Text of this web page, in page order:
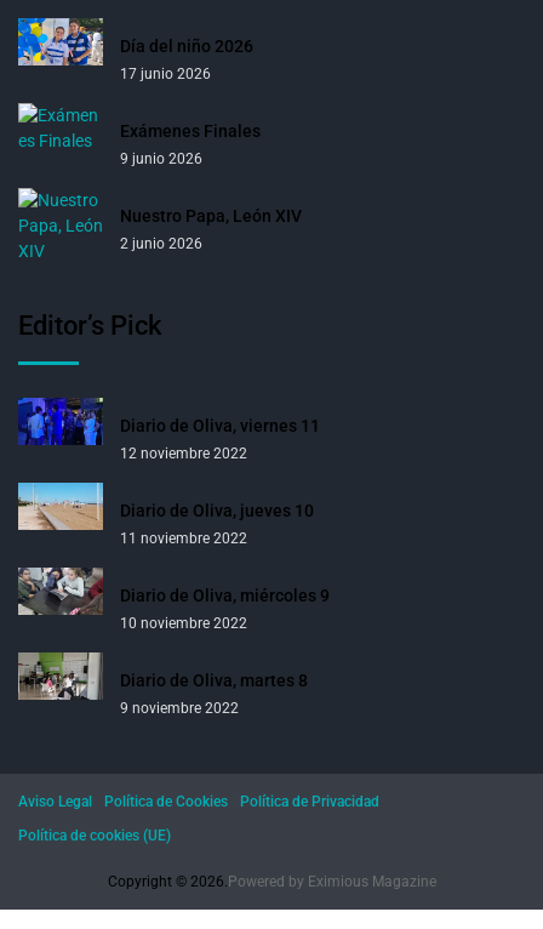
Día del niño 2026
17 junio 2026
Exámenes Finales
9 junio 2026
Nuestro Papa, León XIV
2 junio 2026
Editor’s Pick
Diario de Oliva, viernes 11
12 noviembre 2022
Diario de Oliva, jueves 10
11 noviembre 2022
Diario de Oliva, miércoles 9
10 noviembre 2022
Diario de Oliva, martes 8
9 noviembre 2022
Copyright © 2026. Powered by Eximious Magazine
Aviso Legal Política de Cookies
Política de Privacidad
Política de cookies (UE)